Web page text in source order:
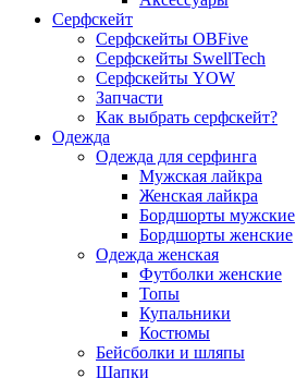
Серфскейт
Серфскейты OBFive
Серфскейты SwellTech
Серфскейты YOW
Запчасти
Как выбрать серфскейт?
Одежда
Одежда для серфинга
Мужская лайкра
Женская лайкра
Бордшорты мужские
Бордшорты женские
Одежда женская
Футболки женские
Топы
Купальники
Костюмы
Бейсболки и шляпы
Шапки